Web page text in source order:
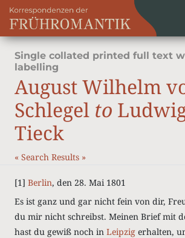
Single collated printed full text
labelling
August Wilhelm
Schlegel to
Tieck
« Search Results »
[1] Berlin, den 28. Mai 1801
Es ist ganz und gar nicht fein von dir,
du mir nicht schreibst. Meinen Brief mit
hast du gewiß noch in Leipzig erhalten,